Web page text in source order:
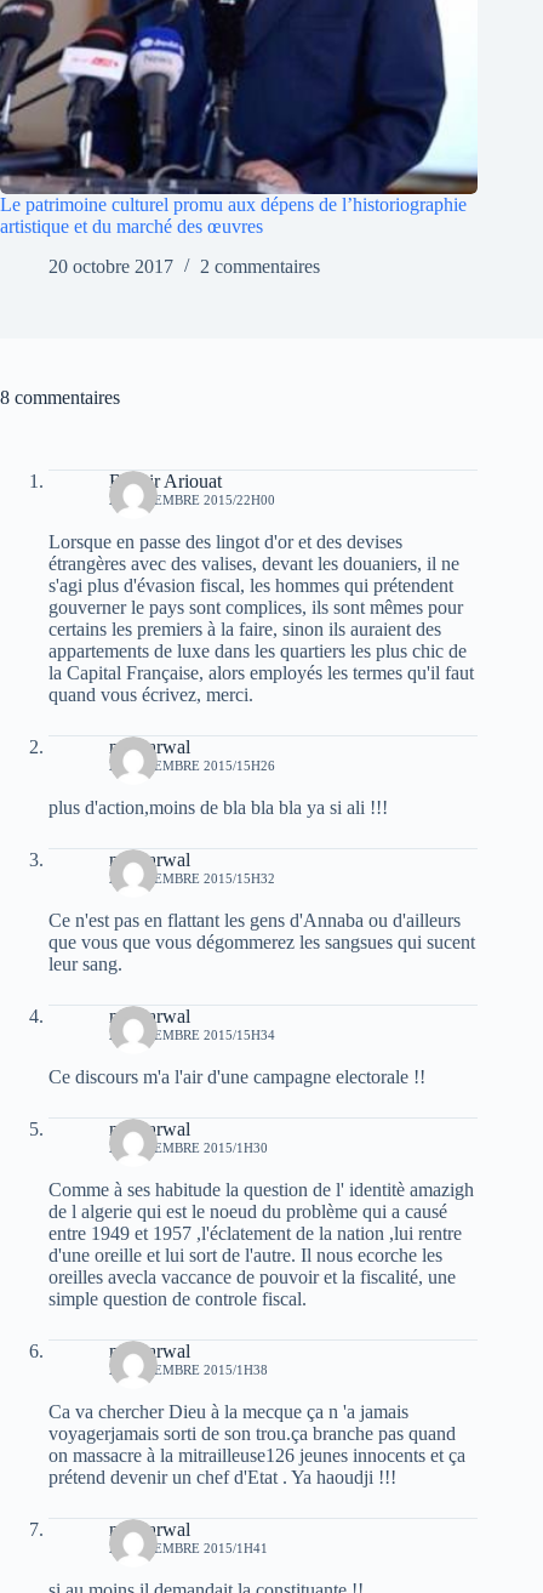
Le patrimoine culturel promu aux dépens de l’historiographie
artistique et du marché des œuvres
20 octobre 2017
2 commentaires
8 commentaires
Bachir Ariouat
27 DÉCEMBRE 2015/22H00
Lorsque en passe des lingot d'or et des devises
étrangères avec des valises, devant les douaniers, il ne
s'agi plus d'évasion fiscal, les hommes qui prétendent
gouverner le pays sont complices, ils sont mêmes pour
certains les premiers à la faire, sinon ils auraient des
appartements de luxe dans les quartiers les plus chic de
la Capital Française, alors employés les termes qu'il faut
quand vous écrivez, merci.
moh arwal
28 DÉCEMBRE 2015/15H26
plus d'action,moins de bla bla bla ya si ali !!!
moh arwal
28 DÉCEMBRE 2015/15H32
Ce n'est pas en flattant les gens d'Annaba ou d'ailleurs
que vous que vous dégommerez les sangsues qui sucent
leur sang.
moh arwal
28 DÉCEMBRE 2015/15H34
Ce discours m'a l'air d'une campagne electorale !!
moh arwal
29 DÉCEMBRE 2015/1H30
Comme à ses habitude la question de l' identitè amazigh
de l algerie qui est le noeud du problème qui a causé
entre 1949 et 1957 ,l'éclatement de la nation ,lui rentre
d'une oreille et lui sort de l'autre. Il nous ecorche les
oreilles avecla vaccance de pouvoir et la fiscalité, une
simple question de controle fiscal.
moh arwal
29 DÉCEMBRE 2015/1H38
Ca va chercher Dieu à la mecque ça n 'a jamais
voyagerjamais sorti de son trou.ça branche pas quand
on massacre à la mitrailleuse126 jeunes innocents et ça
prétend devenir un chef d'Etat . Ya haoudji !!!
moh arwal
29 DÉCEMBRE 2015/1H41